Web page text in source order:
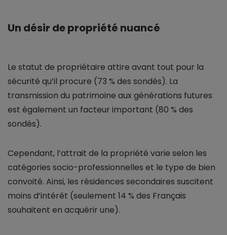
Un désir de propriété nuancé
Le statut de propriétaire attire avant tout pour la
sécurité qu’il procure (73 % des sondés). La
transmission du patrimoine aux générations futures
est également un facteur important (80 % des
sondés).
Cependant, l’attrait de la propriété varie selon les
catégories socio-professionnelles et le type de bien
convoité. Ainsi, les résidences secondaires suscitent
moins d’intérêt (seulement 14 % des Français
souhaitent en acquérir une).